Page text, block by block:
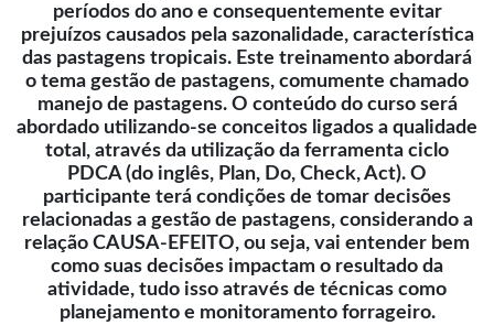
períodos do ano e consequentemente evitar
prejuízos causados pela sazonalidade, característica
das pastagens tropicais. Este treinamento abordará
o tema gestão de pastagens, comumente chamado
manejo de pastagens. O conteúdo do curso será
abordado utilizando-se conceitos ligados a qualidade
total, através da utilização da ferramenta ciclo
PDCA (do inglês, Plan, Do, Check, Act). O
participante terá condições de tomar decisões
relacionadas a gestão de pastagens, considerando a
relação CAUSA-EFEITO, ou seja, vai entender bem
como suas decisões impactam o resultado da
atividade, tudo isso através de técnicas como
planejamento e monitoramento forrageiro.